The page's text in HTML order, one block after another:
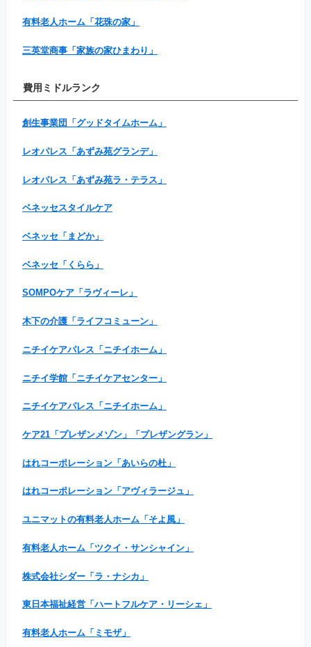
有料老人ホーム「花珠の家」
三英堂商事「家族の家ひまわり」
費用ミドルランク
創生事業団「グッドタイムホーム」
レオパレス「あずみ苑グランデ」
レオパレス「あずみ苑ラ・テラス」
ベネッセスタイルケア
ベネッセ「まどか」
ベネッセ「くらら」
SOMPOケア「ラヴィーレ」
木下の介護「ライフコミューン」
ニチイケアパレス「ニチイホーム」
ニチイ学館「ニチイケアセンター」
ニチイケアパレス「ニチイホーム」
ケア21「プレザンメゾン」「プレザングラン」
はれコーポレーション「あいらの杜」
はれコーポレーション「アヴィラージュ」
ユニマットの有料老人ホーム「そよ風」
有料老人ホーム「ツクイ・サンシャイン」
株式会社シダー「ラ・ナシカ」
東日本福祉経営「ハートフルケア・リーシェ」
有料老人ホーム「ミモザ」